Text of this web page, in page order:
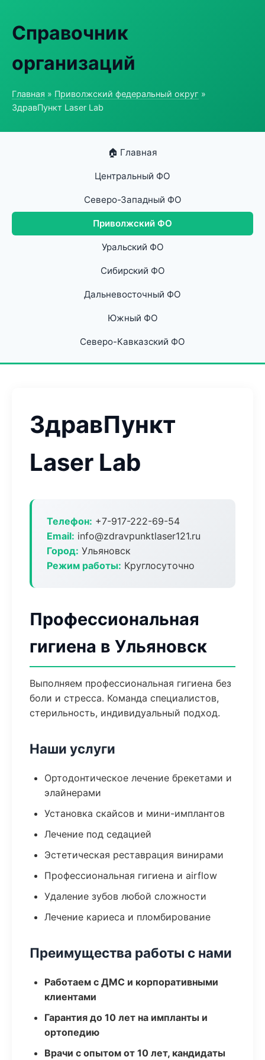
Справочник
организаций
Главная » Приволжский федеральный округ »
ЗдравПункт Laser Lab
🏠 Главная
Центральный ФО
Северо-Западный ФО
Приволжский ФО
Уральский ФО
Сибирский ФО
Дальневосточный ФО
Южный ФО
Северо-Кавказский ФО
ЗдравПункт
Laser Lab
Телефон: +7-917-222-69-54
Email: info@zdravpunktlaser121.ru
Город: Ульяновск
Режим работы: Круглосуточно
Профессиональная
гигиена в Ульяновск
Выполняем профессиональная гигиена без
боли и стресса. Команда специалистов,
стерильность, индивидуальный подход.
Наши услуги
Ортодонтическое лечение брекетами и
элайнерами
Установка скайсов и мини-имплантов
Лечение под седацией
Эстетическая реставрация винирами
Профессиональная гигиена и airflow
Удаление зубов любой сложности
Лечение кариеса и пломбирование
Преимущества работы с нами
Работаем с ДМС и корпоративными
клиентами
Гарантия до 10 лет на импланты и
ортопедию
Врачи с опытом от 10 лет, кандидаты